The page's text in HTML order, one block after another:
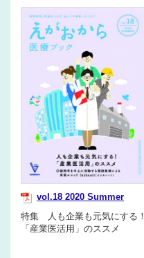
vol.18 2020 Summer
特集 人も企業も元気にする！
「産業医活用」のススメ